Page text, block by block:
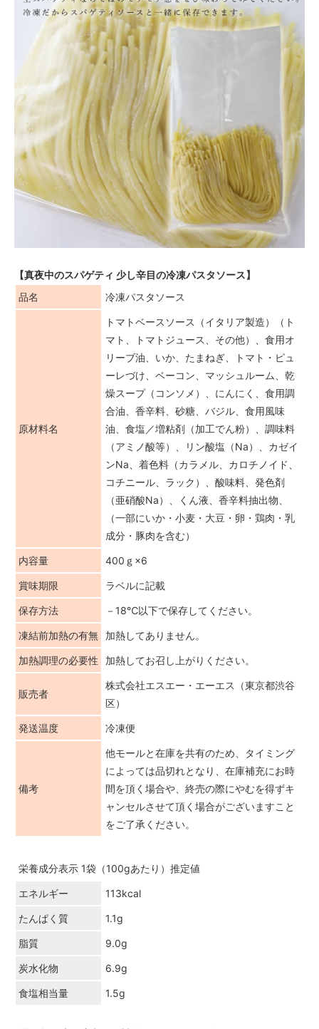
【真夜中のスパゲティ 少し辛目の冷凍パスタソース】
品名
冷凍パスタソース
原材料名
トマトベースソース（イタリア製造）（ト
マト、トマトジュース、その他）、食用オ
リーブ油、いか、たまねぎ、トマト・ピュ
ーレづけ、ベーコン、マッシュルーム、乾
燥スープ（コンソメ）、にんにく、食用調
合油、香辛料、砂糖、バジル、食用風味
油、食塩／増粘剤（加工でん粉）、調味料
（アミノ酸等）、リン酸塩（Na）、カゼイ
ンNa、着色料（カラメル、カロチノイド、
コチニール、ラック）、酸味料、発色剤
（亜硝酸Na）、くん液、香辛料抽出物、
（一部にいか・小麦・大豆・卵・鶏肉・乳
成分・豚肉を含む）
内容量 400ｇ×6
賞味期限 ラベルに記載
保存方法 －18℃以下で保存してください。
凍結前加熱の有無 加熱してありません。
加熱調理の必要性 加熱してお召し上がりください。
販売者
株式会社エスエー・エーエス（東京都渋谷
区）
発送温度 冷凍便
備考
他モールと在庫を共有のため、タイミング
によっては品切れとなり、在庫補充にお時
間を頂く場合や、終売の際にやむを得ずキ
ャンセルさせて頂く場合がございますこと
をご了承ください。
栄養成分表示 1袋（100gあたり）推定値
エネルギー 113kcal
たんぱく質 1.1g
脂質 9.0g
炭水化物 6.9g
食塩相当量 1.5g